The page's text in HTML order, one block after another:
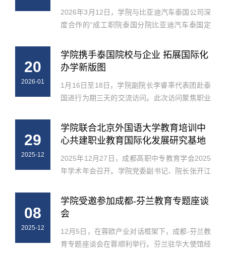
2026年3月12日，学院与比亚迪汽车泰国公司深
度合作的“成工职院泰国分院比亚迪汽车泰国定
训基地举行。这是双方自联合办学以来，连续举
办的第三届泰国项目班专场招聘...
20
2026-01
学院携手泰国院校与企业 拓展国际化
办学新版图
1月16日至18日，学院副院长李睿率代表团赴泰
国进行为期三天的交流访问。此次访问聚焦职业
及在泰中资企业，在海外办学、产教融合、汉语
教育、中外合作办学等方面取得一...
29
2025-12
学院联合北京外国语大学教育培训中
心共建职业教育国际化发展研究基地
2025年12月27日，成都高职中专教育学会2025
年学术年会召开。学院党委副书记、院长张开江
间，学院与北京外国语大学教育培训中心举行
“职业教育国际化发展研究基地”揭牌...
08
2025-12
学院受邀参加成都-芬兰教育专题座谈
会
12月5日，在蓉欧产业对话框架下，成都-芬兰教
育专题座谈会在蓉顺利举行。芬兰驻华大使馆经